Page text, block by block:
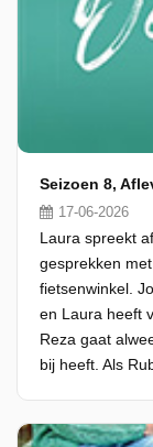
Seizoen 8,
17-06-2026
Laura spreekt
gesprekken
fietsenwinkel.
en Laura heeft
Reza gaat
bij heeft. Als